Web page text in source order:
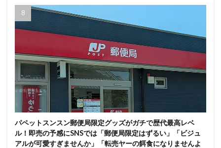
パペットスンスン郵便局限定グッズがガチで歴代最高レベ
ル！即売の予感にSNSでは「郵便局限定はずるい」「ビジュ
アルが可愛すぎませんか」「転売ヤーの餌食になりませんよ